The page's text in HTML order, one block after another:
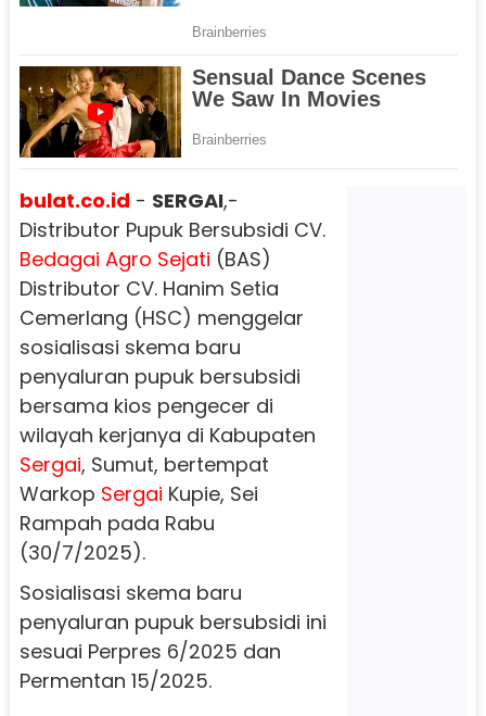
bulat.co.id - SERGAI,-
Distributor Pupuk Bersubsidi CV.
Bedagai Agro Sejati (BAS)
Distributor CV. Hanim Setia
Cemerlang (HSC) menggelar
sosialisasi skema baru
penyaluran pupuk bersubsidi
bersama kios pengecer di
wilayah kerjanya di Kabupaten
Sergai, Sumut, bertempat
Warkop Sergai Kupie, Sei
Rampah pada Rabu
(30/7/2025).
Sosialisasi skema baru
penyaluran pupuk bersubsidi ini
sesuai Perpres 6/2025 dan
Permentan 15/2025.